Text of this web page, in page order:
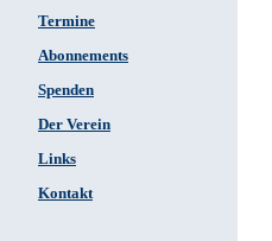
Termine
Abonnements
Spenden
Der Verein
Links
Kontakt